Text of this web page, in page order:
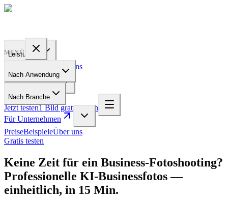
Leistungen
Über uns
Jetzt testen1 Bild gratis testen
MENÜ
Nach Anwendung
Nach Branche
Für Unternehmen
PreiseBeispieleÜber uns
Gratis testen
Keine Zeit für ein Business-Fotoshooting?
Professionelle KI-Businessfotos —
einheitlich, in 15 Min.